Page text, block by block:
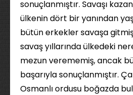
sonuçlanmıştır. Savaşı
ülkenin dört bir yanından
bütün erkekler savaşa
savaş yıllarında ülkedeki
mezun verememiş, ancak
başarıyla sonuçlanmıştır.
Osmanlı ordusu boğazda